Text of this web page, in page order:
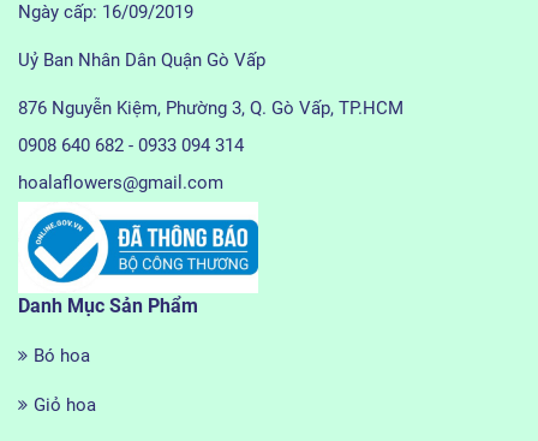
Ngày cấp: 16/09/2019
Uỷ Ban Nhân Dân Quận Gò Vấp
876 Nguyễn Kiệm, Phường 3, Q. Gò Vấp, TP.HCM
0908 640 682 - 0933 094 314
hoalaflowers@gmail.com
Danh Mục Sản Phẩm
Bó hoa
Giỏ hoa